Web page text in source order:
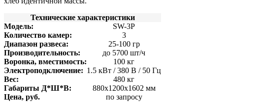
Соковыжималки
Стерилизаторы
Тестораскаточные машины
Фасовочно-упаковочное оборудование
Бытовая техника
Посуда и инвентарь
Весы
Оборудование для общественных санузлов и ванных комнат
Технические характеристики
Модель:
SW-3P
Количество камер:
3
Диапазон развеса:
25-100 гр
Производительность:
до 5700 шт/ч
Воронка, вместимость:
100 кг
Электроподключение: 1.5 кВт / 380 В / 50 Гц
Вес:
480 кг
Габариты Д*Ш*В:
880x1200x1602 мм
Цена, руб.
по запросу